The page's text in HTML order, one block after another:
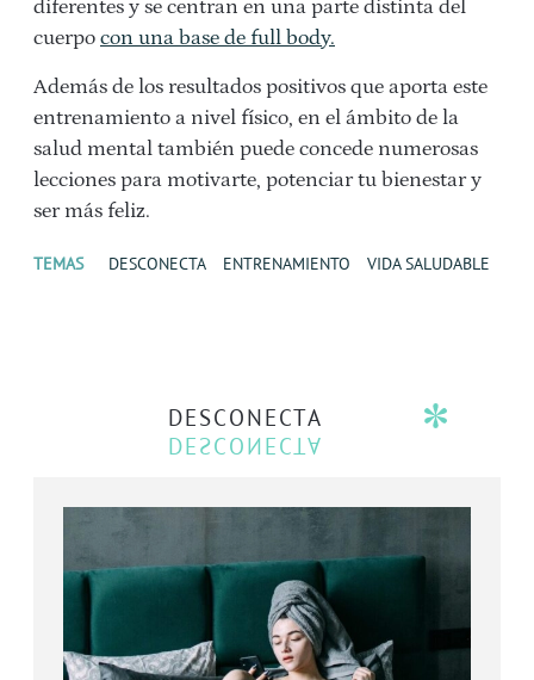
diferentes y se centran en una parte distinta del
cuerpo con una base de full body.
Además de los resultados positivos que aporta este
entrenamiento a nivel físico, en el ámbito de la
salud mental también puede concede numerosas
lecciones para motivarte, potenciar tu bienestar y
ser más feliz.
TEMAS DESCONECTA ENTRENAMIENTO VIDA SALUDABLE
DESCONECTA